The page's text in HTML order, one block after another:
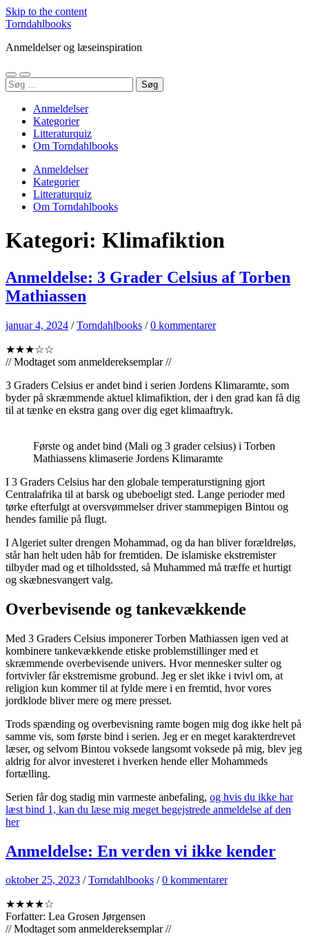
Skip to the content
Torndahlbooks
Anmeldelser og læseinspiration
Toggle
mobile
Toggle
search
Søg
efter:
Anmeldelser
Kategorier
Litteraturquiz
Om Torndahlbooks
Anmeldelser
Kategorier
Litteraturquiz
Om Torndahlbooks
Kategori: Klimafiktion
Anmeldelse: 3 Grader Celsius af Torben
Mathiassen
januar 4, 2024 /Torndahlbooks /0 kommentarer
★★★☆☆
// Modtaget som anmeldereksemplar //
3 Graders Celsius er andet bind i serien Jordens Klimaramte, som
byder på skræmmende aktuel klimafiktion, der i den grad kan få dig
til at tænke en ekstra gang over dig eget klimaaftryk.
Første og andet bind (Mali og 3 grader celsius) i Torben
Mathiassens klimaserie Jordens Klimaramte
I 3 Graders Celsius har den globale temperaturstigning gjort
Centralafrika til at barsk og ubeboeligt sted. Lange perioder med
tørke efterfulgt at oversvømmelser driver stammepigen Bintou og
hendes familie på flugt.
I Algeriet sulter drengen Mohammad, og da han bliver forældreløs,
står han helt uden håb for fremtiden. De islamiske ekstremister
tilbyder mad og et tilholdssted, så Muhammed må træffe et hurtigt
og skæbnesvangert valg.
Overbevisende og tankevækkende
Med 3 Graders Celsius imponerer Torben Mathiassen igen ved at
kombinere tankevækkende etiske problemstillinger med et
skræmmende overbevisende univers. Hvor mennesker sulter og
fortvivler får ekstremisme grobund. Jeg er slet ikke i tvivl om, at
religion kun kommer til at fylde mere i en fremtid, hvor vores
jordklode bliver mere og mere presset.
Trods spænding og overbevisning ramte bogen mig dog ikke helt på
samme vis, som første bind i serien. Jeg er en meget karakterdrevet
læser, og selvom Bintou voksede langsomt voksede på mig, blev jeg
aldrig for alvor investeret i hverken hende eller Mohammeds
fortælling.
Serien får dog stadig min varmeste anbefaling, og hvis du ikke har
læst bind 1, kan du læse mig meget begejstrede anmeldelse af den
her
Anmeldelse: En verden vi ikke kender
oktober 25, 2023 /Torndahlbooks /0 kommentarer
★★★★☆
Forfatter: Lea Grosen Jørgensen
// Modtaget som anmeldereksemplar //